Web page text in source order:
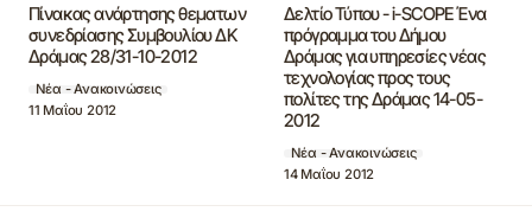
Πίνακας ανάρτησης θεματων
συνεδρίασης Συμβουλίου ΔΚ
Δράμας 28/31-10-2012
Νέα - Ανακοινώσεις
11 Μαΐου 2012
Δελτίο Τύπου - i-SCOPE Ένα
πρόγραμμα του Δήμου
Δράμας για υπηρεσίες νέας
τεχνολογίας προς τους
πολίτες της Δράμας 14-05-
2012
Νέα - Ανακοινώσεις
14 Μαΐου 2012